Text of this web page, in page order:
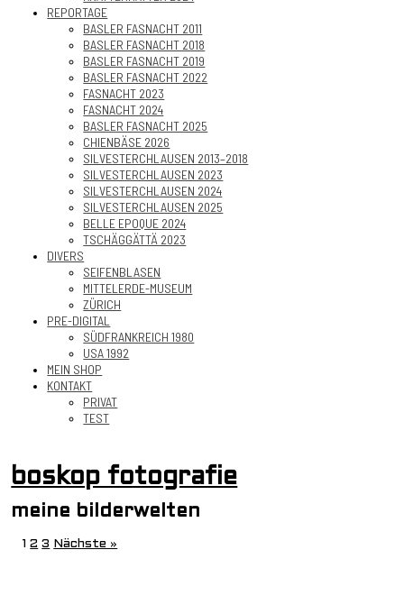
REPORTAGE
BASLER FASNACHT 2011
BASLER FASNACHT 2018
BASLER FASNACHT 2019
BASLER FASNACHT 2022
FASNACHT 2023
FASNACHT 2024
BASLER FASNACHT 2025
CHIENBÄSE 2026
SILVESTERCHLAUSEN 2013–2018
SILVESTERCHLAUSEN 2023
SILVESTERCHLAUSEN 2024
SILVESTERCHLAUSEN 2025
BELLE EPOQUE 2024
TSCHÄGGÄTTÄ 2023
DIVERS
SEIFENBLASEN
MITTELERDE-MUSEUM
ZÜRICH
PRE-DIGITAL
SÜDFRANKREICH 1980
USA 1992
MEIN SHOP
KONTAKT
PRIVAT
TEST
boskop fotografie
meine bilderwelten
1 2 3 Nächste »